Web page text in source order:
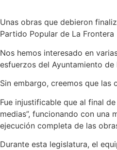
Unas obras que debieron
Partido Popular de La Frontera
Nos hemos interesado en
esfuerzos del Ayuntamiento
Sin embargo, creemos que las
Fue injustificable que al final
medias”, funcionando con una
ejecución completa de las
Durante esta legislatura, el